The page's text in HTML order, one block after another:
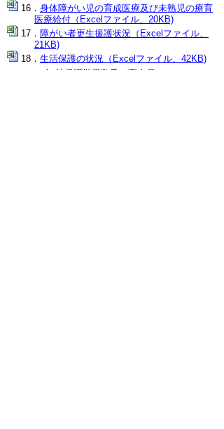
身体障がい児の育成医療及び未熟児の療育
医療給付（Excelファイル、20KB)
障がい者更生援護状況（Excelファイル、
21KB)
生活保護の状況（Excelファイル、42KB)
被保護世帯数及び実人員